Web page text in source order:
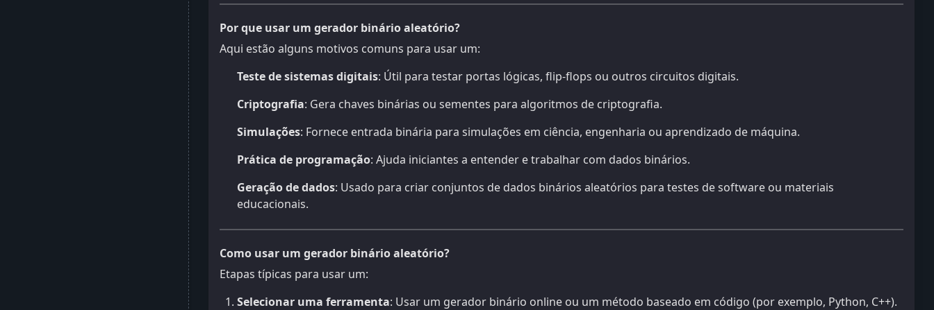
Por que usar um gerador binário aleatório?
Aqui estão alguns motivos comuns para usar um:
Teste de sistemas digitais: Útil para testar portas lógicas, flip-flops ou outros circuitos digitais.
Criptografia: Gera chaves binárias ou sementes para algoritmos de criptografia.
Simulações: Fornece entrada binária para simulações em ciência, engenharia ou aprendizado de máquina.
Prática de programação: Ajuda iniciantes a entender e trabalhar com dados binários.
Geração de dados: Usado para criar conjuntos de dados binários aleatórios para testes de software ou materiais
educacionais.
Como usar um gerador binário aleatório?
Etapas típicas para usar um:
Selecionar uma ferramenta: Usar um gerador binário online ou um método baseado em código (por exemplo, Python, C++).